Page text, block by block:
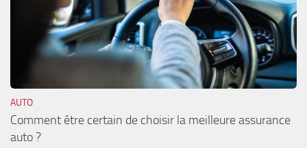
AUTO
Comment être certain de choisir la meilleure assurance
auto ?